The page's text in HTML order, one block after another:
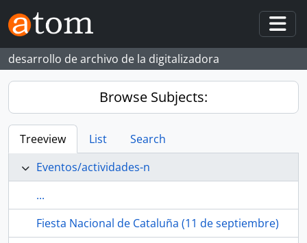
Skip to main content
desarrollo de archivo de la digitalizadora
Browse Subjects:
Treeview List
Search
Eventos/actividades-n
...
Fiesta Nacional de Cataluña (11 de septiembre)